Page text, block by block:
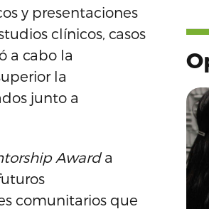
y presentaciones
clínicos, casos
a cabo la
la
junto a
Awarda
comunitarios que